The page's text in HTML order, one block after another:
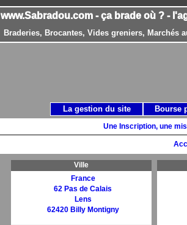
www.Sabradou.com - ça brade où ? -
Braderies, Brocantes, Vides greniers, Marchés
Une Inscription, une
Ville
France
62 Pas de Calais
Lens
62420 Billy Montigny
La gestion du site Bourse